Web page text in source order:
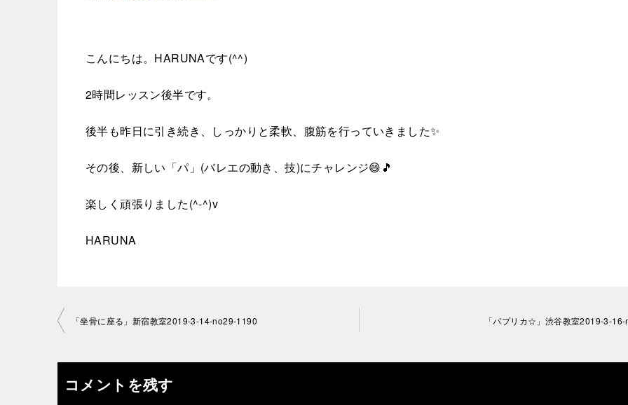
こんにちは。HARUNAです(^^)
2時間レッスン後半です。
後半も昨日に引き続き、しっかりと柔軟、腹筋を行っていきました✨
その後、新しい「パ」(バレエの動き、技)にチャレンジ😄🎵
楽しく頑張りました(^-^)v
HARUNA
投
ナ
「坐骨に座る」新宿教室2019-3-14-no29-1190 「パプリカ☆」渋谷教室2019-3-
コメントを残す